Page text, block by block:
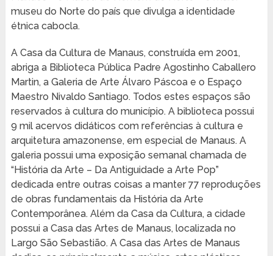
museu do Norte do país que divulga a identidade
étnica cabocla.
A Casa da Cultura de Manaus, construída em 2001,
abriga a Biblioteca Pública Padre Agostinho Caballero
Martin, a Galeria de Arte Álvaro Páscoa e o Espaço
Maestro Nivaldo Santiago. Todos estes espaços são
reservados à cultura do município. A biblioteca possui
9 mil acervos didáticos com referências à cultura e
arquitetura amazonense, em especial de Manaus. A
galeria possui uma exposição semanal chamada de
“História da Arte – Da Antiguidade a Arte Pop”
dedicada entre outras coisas a manter 77 reproduções
de obras fundamentais da História da Arte
Contemporânea. Além da Casa da Cultura, a cidade
possui a Casa das Artes de Manaus, localizada no
Largo São Sebastião. A Casa das Artes de Manaus